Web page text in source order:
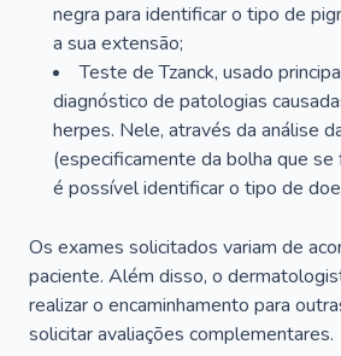
negra para identificar o tipo de
a sua extensão;
Teste de Tzanck, usado
diagnóstico de patologias
herpes. Nele, através da análise
(especificamente da bolha que se
é possível identificar o tipo de
Os exames solicitados variam de
paciente. Além disso, o
realizar o encaminhamento para
solicitar avaliações complementares.